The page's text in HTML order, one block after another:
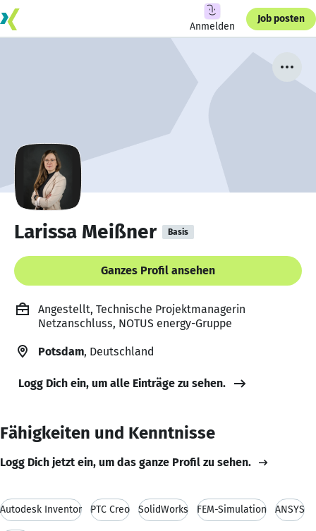
Anmelden
Job posten
Larissa Meißner Basis
Ganzes Profil ansehen
Angestellt, Technische Projektmanagerin
Netzanschluss, NOTUS energy-Gruppe
Potsdam, Deutschland
Logg Dich ein, um alle Einträge zu sehen.
Fähigkeiten und Kenntnisse
Logg Dich jetzt ein, um das ganze Profil zu sehen.
Autodesk Inventor PTC Creo SolidWorks FEM-Simulation ANSYS